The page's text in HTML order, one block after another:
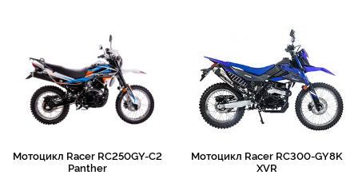
Мотоцикл Racer RC250GY-C2
Panther
Мотоцикл Racer RC300-GY8K
XVR